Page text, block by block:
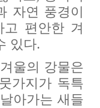
자연 풍경이
고 편안한 겨
있다.
울의 강물은
가지가 독특
아가는 새들